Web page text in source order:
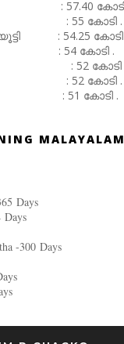
: 57.40
കോടി .
: 54.25 കോടി
: 54 കോടി .
52 കോടി
: 52 കോടി .
51 കോടി .
Days
Days
-300 Days